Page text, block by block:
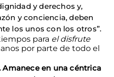
y derechos y,
y conciencia, deben
los unos con los otros”.
para el disfrute
por parte de todo el
Amanece en una céntrica